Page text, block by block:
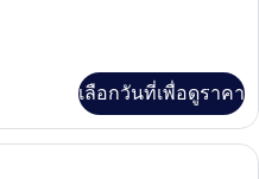
เลือกวันที่เพื่อดูราคา
ห้องคอมฟอร์ทดับเบิล | ผ้านวมขนเป็ด